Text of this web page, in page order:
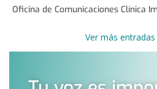
Oficina de Comunicaciones Clínica
Ver más